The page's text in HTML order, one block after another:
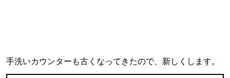
手洗いカウンターも古くなってきたので、新しくします。